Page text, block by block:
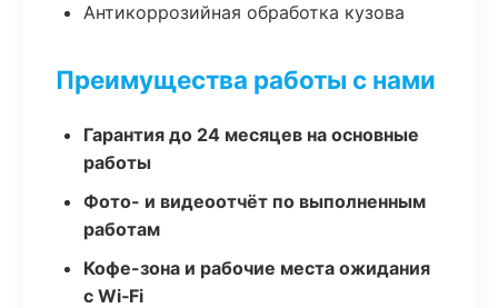
Антикоррозийная обработка кузова
Преимущества работы с нами
Гарантия до 24 месяцев на основные
работы
Фото- и видеоотчёт по выполненным
работам
Кофе-зона и рабочие места ожидания
с Wi‑Fi